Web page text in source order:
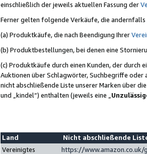
einschließlich der jeweils aktuellen Fassung der
Ferner gelten folgende Verkäufe, die
(a) Produktkäufe, die nach Beendigung Ihrer
(b) Produktbestellungen, bei denen eine
(c) Produktkäufe durch einen Kunden, der durch
Auktionen über Schlagwörter, Suchbegriffe oder
nicht abschließende Liste unserer Marken über
und „kindel“) enthalten (jeweils eine „
Land
Nicht abschließende
Vereinigtes
https://